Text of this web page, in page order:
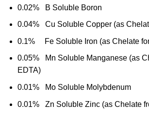
0.02% B Soluble Boron
0.04% Cu Soluble Copper (as
0.1% Fe Soluble Iron (as Chelate
0.05% Mn Soluble Manganese (as
EDTA)
0.01% Mo Soluble Molybdenum
0.01% Zn Soluble Zinc (as Chelate